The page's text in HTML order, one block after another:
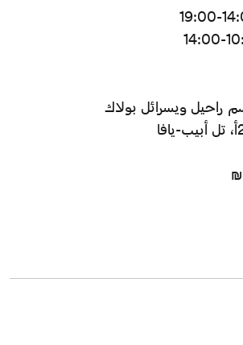
راحيل ويسرائل بولاك